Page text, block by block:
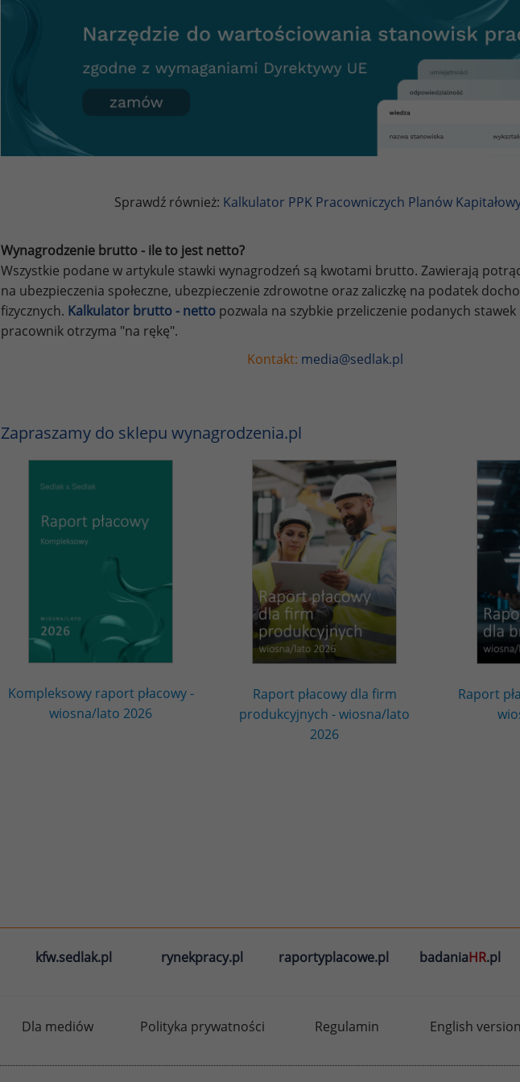
Sprawdź również: Kalkulator PPK Pracowniczych Planów
Wynagrodzenie brutto - ile to jest netto?
Wszystkie podane w artykule stawki wynagrodzeń są kwotami brutto. Zawierają
na ubezpieczenia społeczne, ubezpieczenie zdrowotne oraz zaliczkę na podatek
fizycznych. Kalkulator brutto - netto pozwala na szybkie przeliczenie podanych
pracownik otrzyma "na rękę".
Kontakt: media@sedlak.pl
Zapraszamy do sklepu wynagrodzenia.pl
Kompleksowy raport płacowy -
wiosna/lato 2026
Raport płacowy dla firm
produkcyjnych - wiosna/lato
2026
Raport
kfw.sedlak.pl rynekpracy.pl raportyplacowe.pl badaniaHR.pl
Dla mediów Polityka prywatności Regulamin English version